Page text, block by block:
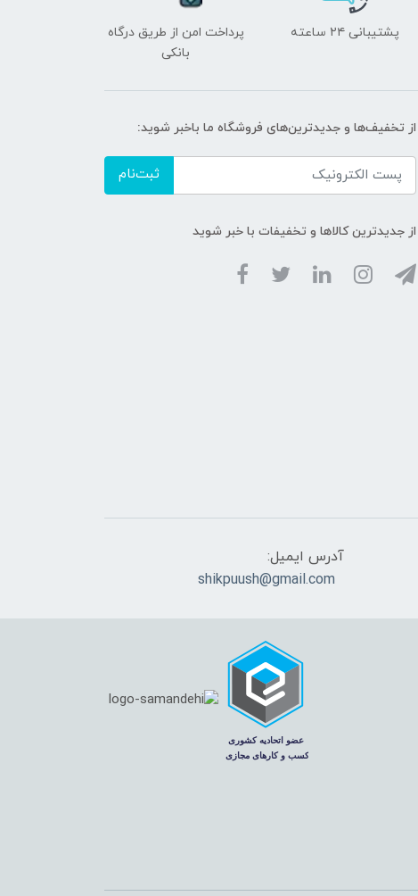
پشتیبانی ۲۴ ساعته
پرداخت امن از طریق درگاه
بانکی
از تخفیف‌ها و جدیدترین‌های فروشگاه ما باخبر شوید:
ثبت‌نام
از جدیدترین کالاها و تخفیفات با خبر شوید
آدرس ایمیل:
shikpuush@gmail.com